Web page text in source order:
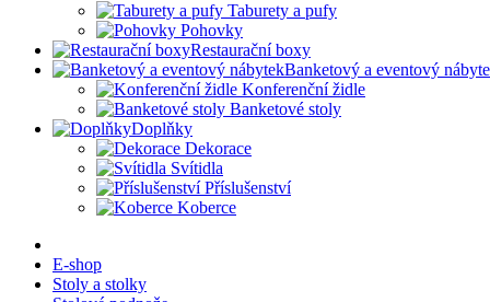
Taburety a pufy
Pohovky
Restaurační boxy
Banketový a eventový
Konferenční židle
Banketové stoly
Doplňky
Dekorace
Svítidla
Příslušenství
Koberce
E-shop
Stoly a stolky